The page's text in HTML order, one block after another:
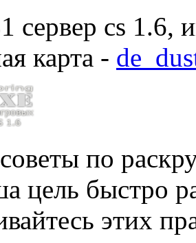
сервер cs 1.6,
карта -
по
цель быстро
этих